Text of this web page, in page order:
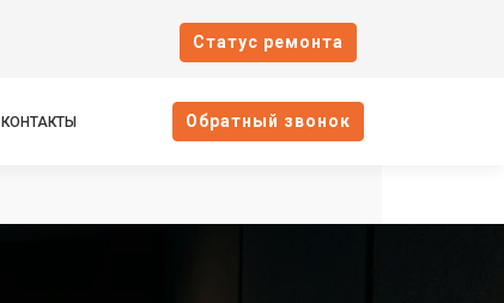
Cтатус ремонта
КОНТАКТЫ Oбратный звонок